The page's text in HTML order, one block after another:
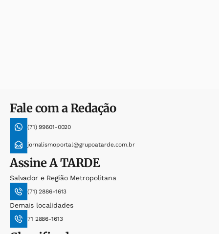
Fale com a Redação
(71) 99601-0020
jornalismoportal@grupoatarde.com.br
AssineA TARDE
Salvador e Região Metropolitana
(71) 2886-1613
Demais localidades
71 2886-1613